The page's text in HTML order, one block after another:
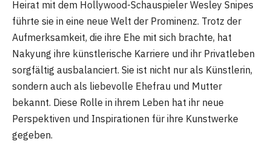
Heirat mit dem Hollywood-Schauspieler Wesley Snipes
führte sie in eine neue Welt der Prominenz. Trotz der
Aufmerksamkeit, die ihre Ehe mit sich brachte, hat
Nakyung ihre künstlerische Karriere und ihr Privatleben
sorgfältig ausbalanciert. Sie ist nicht nur als Künstlerin,
sondern auch als liebevolle Ehefrau und Mutter
bekannt. Diese Rolle in ihrem Leben hat ihr neue
Perspektiven und Inspirationen für ihre Kunstwerke
gegeben.